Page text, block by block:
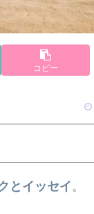
コピー
とイッセイ。